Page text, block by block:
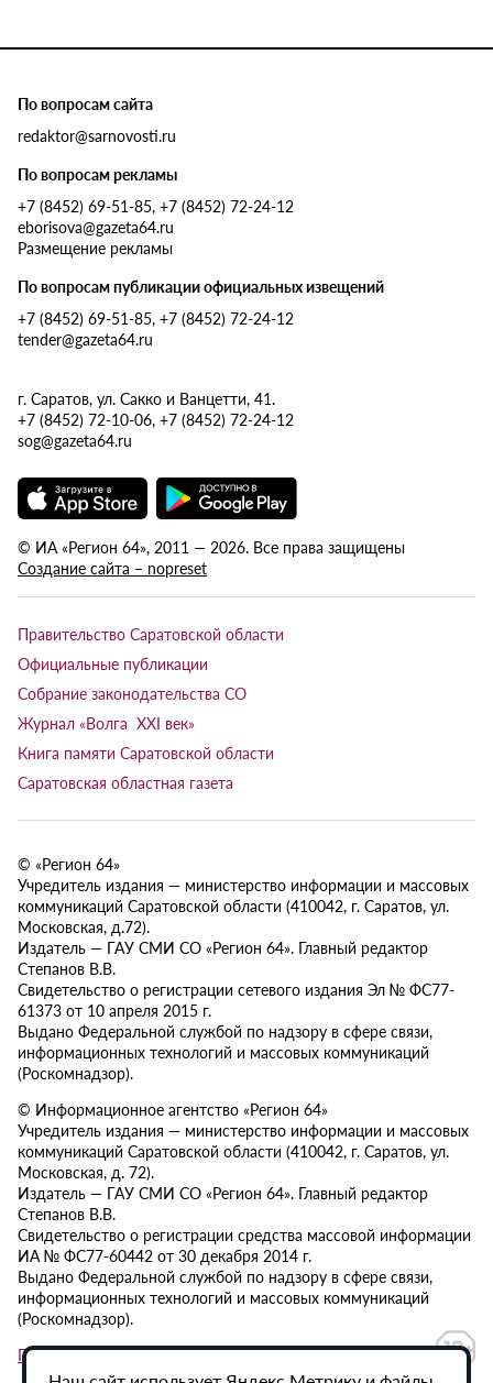
По вопросам сайта
redaktor@sarnovosti.ru
По вопросам рекламы
+7 (8452) 69-51-85, +7 (8452) 72-24-12
eborisova@gazeta64.ru
Размещение рекламы
По вопросам публикации официальных извещений
+7 (8452) 69-51-85, +7 (8452) 72-24-12
tender@gazeta64.ru
г. Саратов, ул. Сакко и Ванцетти, 41.
+7 (8452) 72-10-06, +7 (8452) 72-24-12
sog@gazeta64.ru
© ИА «Регион 64», 2011 — 2026. Все права защищены
Создание сайта – nopreset
Правительство Саратовской области
Официальные публикации
Собрание законодательства СО
Журнал «Волга XXI век»
Книга памяти Саратовской области
Саратовская областная газета
© «Регион 64»
Учредитель издания — министерство информации и массовых
коммуникаций Саратовской области (410042, г. Саратов, ул.
Московская, д.72).
Издатель — ГАУ СМИ СО «Регион 64». Главный редактор
Степанов В.В.
Свидетельство о регистрации сетевого издания Эл № ФС77-
61373 от 10 апреля 2015 г.
Выдано Федеральной службой по надзору в сфере связи,
информационных технологий и массовых коммуникаций
(Роскомнадзор).
© Информационное агентство «Регион 64»
Учредитель издания — министерство информации и массовых
коммуникаций Саратовской области (410042, г. Саратов, ул.
Московская, д. 72).
Издатель — ГАУ СМИ СО «Регион 64». Главный редактор
Степанов В.В.
Свидетельство о регистрации средства массовой информации
ИА № ФС77-60442 от 30 декабря 2014 г.
Выдано Федеральной службой по надзору в сфере связи,
информационных технологий и массовых коммуникаций
(Роскомнадзор).
Политика в отношении обработки персональных данных